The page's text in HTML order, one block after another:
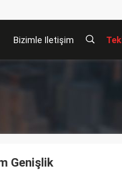
Bizimle Iletişim
Genişlik